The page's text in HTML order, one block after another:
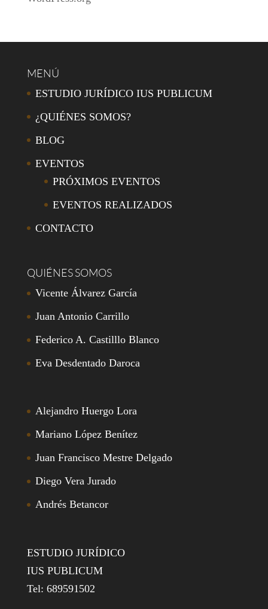
MENÚ
ESTUDIO JURÍDICO IUS PUBLICUM
¿QUIÉNES SOMOS?
BLOG
EVENTOS
PRÓXIMOS EVENTOS
EVENTOS REALIZADOS
CONTACTO
QUIÉNES SOMOS
Vicente Álvarez García
Juan Antonio Carrillo
Federico A. Castilllo Blanco
Eva Desdentado Daroca
Alejandro Huergo Lora
Mariano López Benítez
Juan Francisco Mestre Delgado
Diego Vera Jurado
Andrés Betancor
ESTUDIO JURÍDICO
IUS PUBLICUM
Tel: 689591502